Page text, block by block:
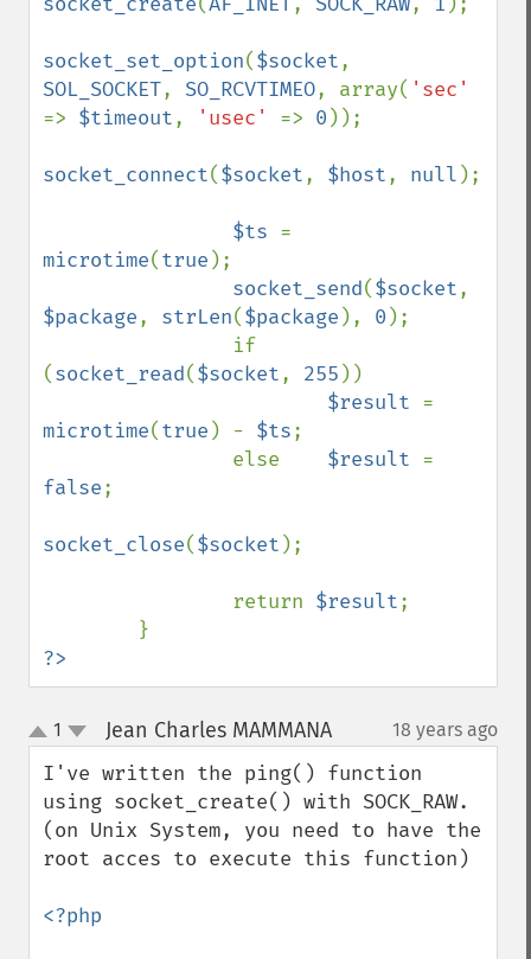
socket_set_option($socket
SOL_SOCKET, SO_RCVTIMEO, array(
=> $timeout, 'usec' => 0 ));
socket_connect($socket, $host, null );
$ts
microtime(true );
socket_send($socket
$package, strLen($package ), 0 );
(socket_read($socket, 255 ))
$result
microtime(true ) - $ts;
                else
$result
false;
socket_close($socket );
                return
$result;
?>
up
down
1 Jean Charles MAMMANA¶ 18 years ago
I've written the ping() function
using socket_create() with SOCK_RAW.
(on Unix System, you need to have the
root acces to execute this function)
<?php